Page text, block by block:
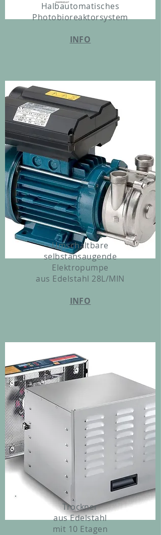
Halbautomatisches
Photobioreaktorsystem
INFO
Umschaltbare
selbstansaugende
Elektropumpe
aus Edelstahl 28L/MIN
INFO
Trockner
aus Edelstahl
mit 10 Etagen